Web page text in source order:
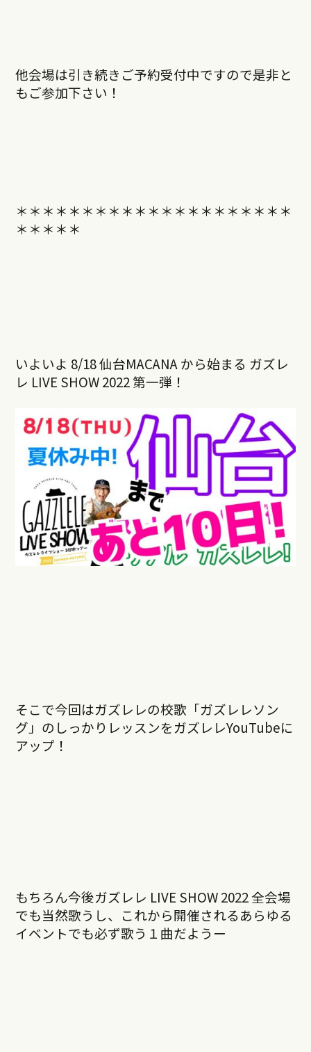
他会場は引き続きご予約受付中ですので是非と
もご参加下さい！
＊＊＊＊＊＊＊＊＊＊＊＊＊＊＊＊＊＊＊＊＊
＊＊＊＊＊
いよいよ 8/18 仙台MACANA から始まる ガズレ
レ LIVE SHOW 2022 第一弾！
そこで今回はガズレレの校歌「ガズレレソン
グ」のしっかりレッスンをガズレレYouTubeに
アップ！
もちろん今後ガズレレ LIVE SHOW 2022 全会場
でも当然歌うし、これから開催されるあらゆる
イベントでも必ず歌う１曲だようー